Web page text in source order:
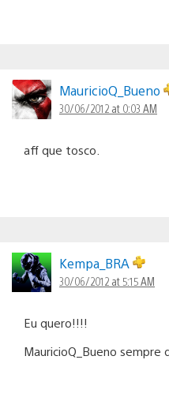
MauricioQ_Bueno
30/06/2012 at 0:03 AM
aff que tosco.
Kempa_BRA
30/06/2012 at 5:15 AM
Eu quero!!!!
MauricioQ_Bueno sempre